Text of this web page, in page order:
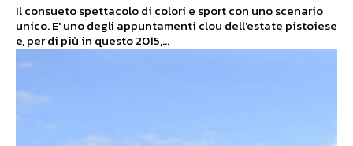
Il consueto spettacolo di colori e sport con uno scenario
unico. E' uno degli appuntamenti clou dell'estate pistoiese
e, per di più in questo 2015,...